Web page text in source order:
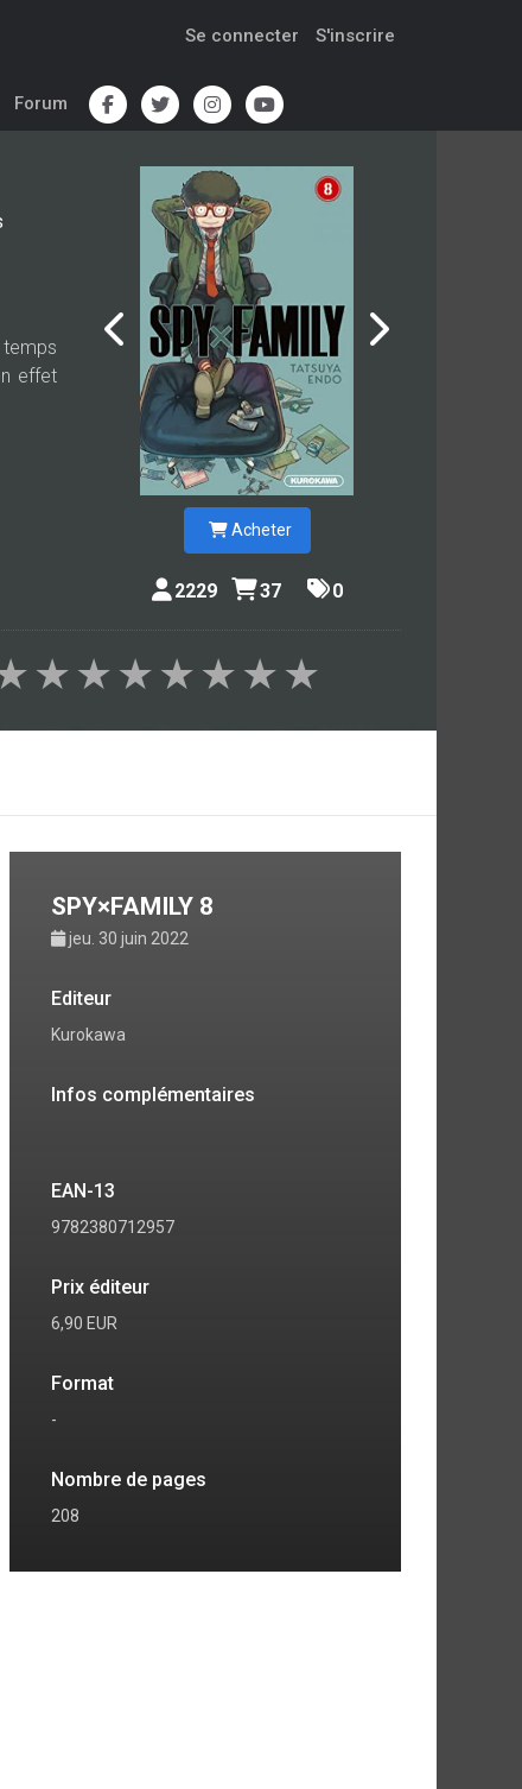
Se connecter S'inscrire
Forum
temps
effet
Acheter
2229 37 0
★
★
★
★
★
★
★
SPY×FAMILY 8
jeu. 30 juin 2022
Editeur
Kurokawa
Infos complémentaires
EAN-13
9782380712957
Prix éditeur
6,90 EUR
Format
-
Nombre de pages
208